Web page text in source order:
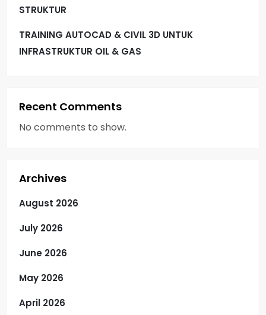
STRUKTUR
TRAINING AUTOCAD & CIVIL 3D UNTUK
INFRASTRUKTUR OIL & GAS
Recent Comments
No comments to show.
Archives
August 2026
July 2026
June 2026
May 2026
April 2026